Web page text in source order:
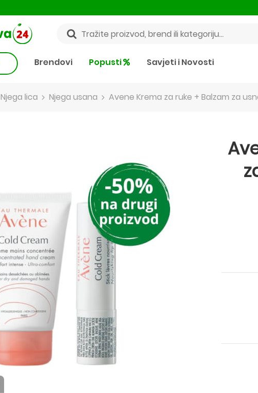
Brendovi Popusti Savjeti i Novosti
Njega lica Njega usana Avene Krema za ruke + Balzam za